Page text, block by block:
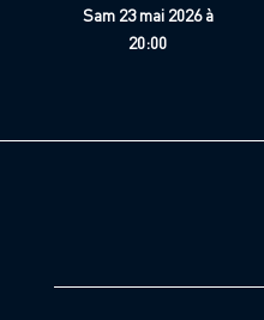
Sam 23 mai 2026 à
20:00